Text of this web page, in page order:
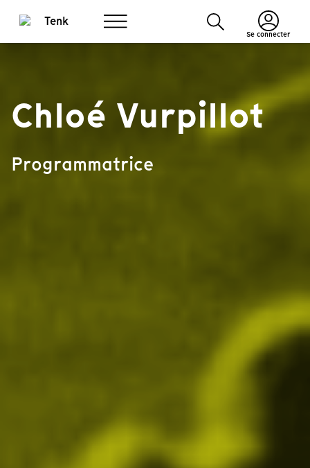
Se connecter
Chloé Vurpillot
Programmatrice